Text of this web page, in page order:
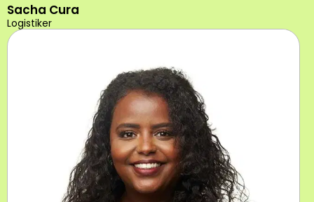
Sacha Cura
Logistiker